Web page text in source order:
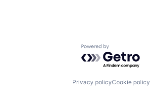
Powered by
Privacy policyCookie policy